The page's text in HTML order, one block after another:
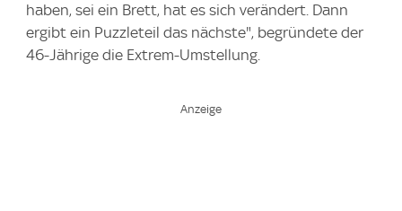
haben, sei ein Brett, hat es sich verändert. Dann
ergibt ein Puzzleteil das nächste", begründete der
46-Jährige die Extrem-Umstellung.